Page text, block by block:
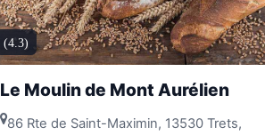
(4.3)
Le Moulin de Mont Aurélien
86 Rte de Saint-Maximin, 13530 Trets,